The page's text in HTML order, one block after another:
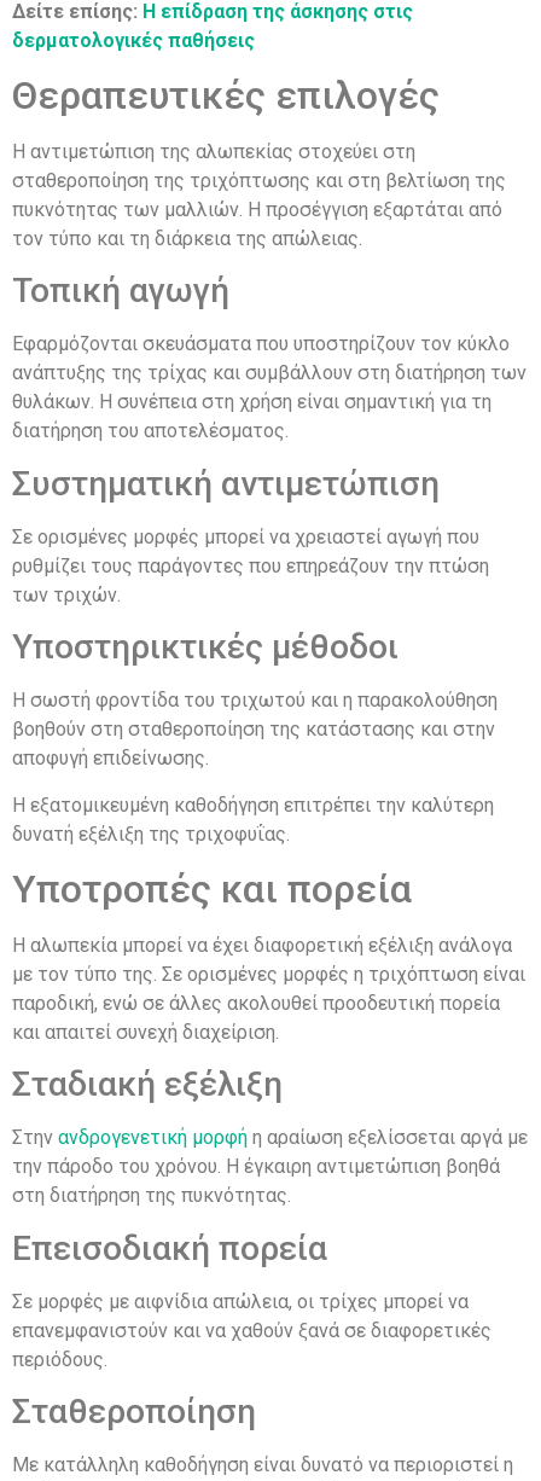
Δείτε επίσης: Η επίδραση της άσκησης στις
δερματολογικές παθήσεις
Θεραπευτικές επιλογές
Η αντιμετώπιση της αλωπεκίας στοχεύει στη
σταθεροποίηση της τριχόπτωσης και στη βελτίωση της
πυκνότητας των μαλλιών. Η προσέγγιση εξαρτάται από
τον τύπο και τη διάρκεια της απώλειας.
Τοπική αγωγή
Εφαρμόζονται σκευάσματα που υποστηρίζουν τον κύκλο
ανάπτυξης της τρίχας και συμβάλλουν στη διατήρηση των
θυλάκων. Η συνέπεια στη χρήση είναι σημαντική για τη
διατήρηση του αποτελέσματος.
Συστηματική αντιμετώπιση
Σε ορισμένες μορφές μπορεί να χρειαστεί αγωγή που
ρυθμίζει τους παράγοντες που επηρεάζουν την πτώση
των τριχών.
Υποστηρικτικές μέθοδοι
Η σωστή φροντίδα του τριχωτού και η παρακολούθηση
βοηθούν στη σταθεροποίηση της κατάστασης και στην
αποφυγή επιδείνωσης.
Η εξατομικευμένη καθοδήγηση επιτρέπει την καλύτερη
δυνατή εξέλιξη της τριχοφυΐας.
Υποτροπές και πορεία
Η αλωπεκία μπορεί να έχει διαφορετική εξέλιξη ανάλογα
με τον τύπο της. Σε ορισμένες μορφές η τριχόπτωση είναι
παροδική, ενώ σε άλλες ακολουθεί προοδευτική πορεία
και απαιτεί συνεχή διαχείριση.
Σταδιακή εξέλιξη
Στην ανδρογενετική μορφή η αραίωση εξελίσσεται αργά με
την πάροδο του χρόνου. Η έγκαιρη αντιμετώπιση βοηθά
στη διατήρηση της πυκνότητας.
Επεισοδιακή πορεία
Σε μορφές με αιφνίδια απώλεια, οι τρίχες μπορεί να
επανεμφανιστούν και να χαθούν ξανά σε διαφορετικές
περιόδους.
Σταθεροποίηση
Με κατάλληλη καθοδήγηση είναι δυνατό να περιοριστεί η